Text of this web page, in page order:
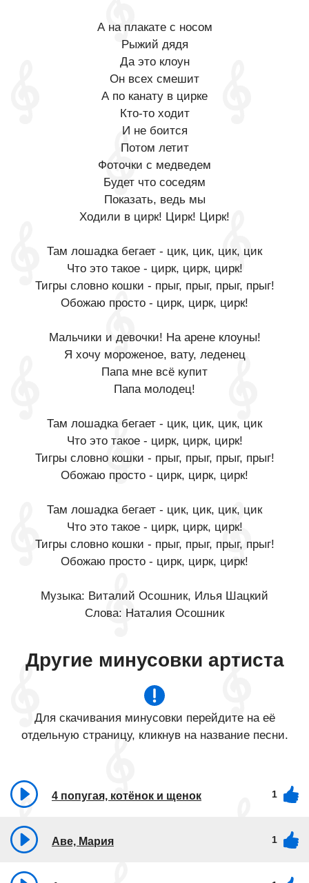
А на плакате с носом
Рыжий дядя
Да это клоун
Он всех смешит
А по канату в цирке
Кто-то ходит
И не боится
Потом летит
Фоточки с медведем
Будет что соседям
Показать, ведь мы
Ходили в цирк! Цирк! Цирк!
Там лошадка бегает - цик, цик, цик, цик
Что это такое - цирк, цирк, цирк!
Тигры словно кошки - прыг, прыг, прыг, прыг!
Обожаю просто - цирк, цирк, цирк!
Мальчики и девочки! На арене клоуны!
Я хочу мороженое, вату, леденец
Папа мне всё купит
Папа молодец!
Там лошадка бегает - цик, цик, цик, цик
Что это такое - цирк, цирк, цирк!
Тигры словно кошки - прыг, прыг, прыг, прыг!
Обожаю просто - цирк, цирк, цирк!
Там лошадка бегает - цик, цик, цик, цик
Что это такое - цирк, цирк, цирк!
Тигры словно кошки - прыг, прыг, прыг, прыг!
Обожаю просто - цирк, цирк, цирк!
Музыка: Виталий Осошник, Илья Шацкий
Слова: Наталия Осошник
Другие минусовки артиста
Для скачивания минусовки перейдите на её
отдельную страницу, кликнув на название песни.
4 попугая, котёнок и щенок 1
Аве, Мария 1